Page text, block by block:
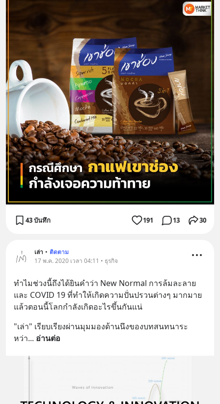
43 บันทึก 191 13 30
เล่า • ติดตาม
17 พ.ค. 2020 เวลา 04:11 • ธุรกิจ
ทำไมช่วงนี้ถึงได้ยินคำว่า New Normal การล้มละลาย
และ COVID 19 ที่ทำให้เกิดความปั่นปรวนต่างๆ มากมาย
แล้วตอนนี้โลกกำลังเกิดอะไรขึ้นกันแน่
"เล่า" เรียบเรียงผ่านมุมมองด้านนึงของบทสนทนาระ
หว่า... อ่านต่อ